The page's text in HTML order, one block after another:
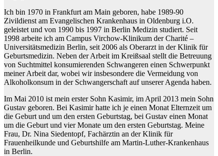
Ich bin 1970 in Frankfurt am Main geboren, habe 1989-90
Zivildienst am Evangelischen Krankenhaus in Oldenburg i.O.
geleistet und von 1990 bis 1997 in Berlin Medizin studiert. Seit
1998 arbeite ich am Campus Virchow-Klinikum der Charité –
Universitätsmedizin Berlin, seit 2006 als Oberarzt in der Klinik für
Geburtsmedizin. Neben der Arbeit im Kreißsaal stellt die Betreuung
von Suchtmittel konsumierenden Schwangeren einen Schwerpunkt
meiner Arbeit dar, wobei wir insbesondere die Vermeidung von
Alkoholkonsum in der Schwangerschaft auf unserer Agenda haben.
Im Mai 2010 ist mein erster Sohn Kasimir, im April 2013 mein Sohn
Gustav geboren. Bei Kasimir hatte ich je einen Monat Elternzeit um
die Geburt und um den ersten Geburtstag, bei Gustav einen Monat
um die Geburt und vier Monate um den ersten Geburtstag. Meine
Frau, Dr. Nina Siedentopf, Fachärztin an der Klinik für
Frauenheilkunde und Geburtshilfe am Martin-Luther-Krankenhaus
in Berlin.